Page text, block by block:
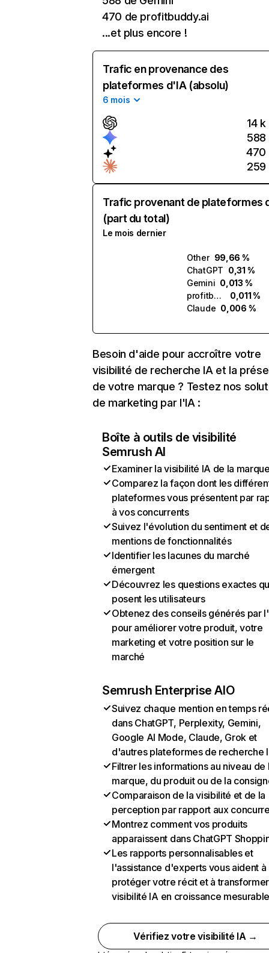
470 de profitbuddy.ai
...et plus encore !
Trafic en provenance des
plateformes d'IA (absolu)
6 mois
14 k
588
470
259
Trafic provenant de plateformes
(part du total)
Le mois dernier
Other 99,66 %
ChatGPT 0,31 %
Gemini 0,013 %
profitbuddy.ai
0,011 %
Claude 0,006 %
Besoin d'aide pour accroître votre
visibilité de recherche IA et la
de votre marque ? Testez nos
de marketing par l'IA :
Boîte à outils de visibilité
Semrush AI
Examiner la visibilité IA de la
Comparez la façon dont les
plateformes vous présentent par
à vos concurrents
Suivez l'évolution du sentiment et
mentions de fonctionnalités
Identifier les lacunes du marché
émergent
Découvrez les questions exactes
posent les utilisateurs
Obtenez des conseils générés par
pour améliorer votre produit, votre
marketing et votre position sur le
marché
Semrush Enterprise AIO
Suivez chaque mention en temps
dans ChatGPT, Perplexity, Gemini,
Google AI Mode, Claude, Grok et
d'autres plateformes de recherche
Filtrer les informations au niveau de
marque, du produit ou de la
Comparaison de la visibilité et de la
perception par rapport aux
Montrez comment vos produits
apparaissent dans ChatGPT
Les rapports personnalisables et
l'assistance d'experts vous aident à
protéger votre récit et à
visibilité IA en croissance
Vérifiez votre visibilité IA →